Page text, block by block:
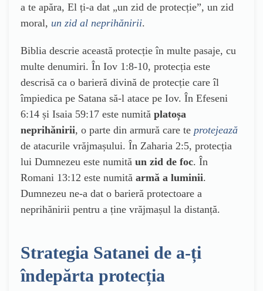
a te apăra, El ți-a dat „un zid de protecție”, un zid
moral, un zid al neprihănirii.
Biblia descrie această protecție în multe pasaje, cu
multe denumiri. În Iov 1:8-10, protecția este
descrisă ca o barieră divină de protecție care îl
împiedica pe Satana să-l atace pe Iov. În Efeseni
6:14 și Isaia 59:17 este numită platoșa
neprihănirii, o parte din armură care te protejează
de atacurile vrăjmașului. În Zaharia 2:5, protecția
lui Dumnezeu este numită un zid de foc. În
Romani 13:12 este numită armă a luminii.
Dumnezeu ne-a dat o barieră protectoare a
neprihănirii pentru a ține vrăjmașul la distanță.
Strategia Satanei de a-ți
îndepărta protecția